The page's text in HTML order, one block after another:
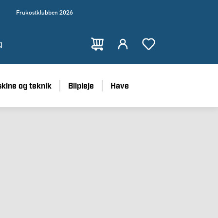
Frukostklubben 2026
og teknik Bilpleje Have